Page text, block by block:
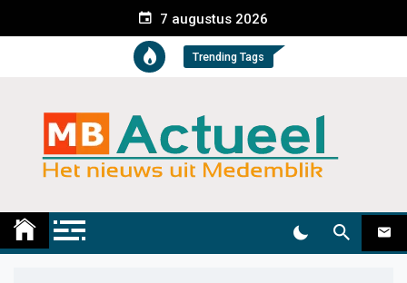
e
t
7 augustus 2026
Trending Tags
Medemblik Actueel